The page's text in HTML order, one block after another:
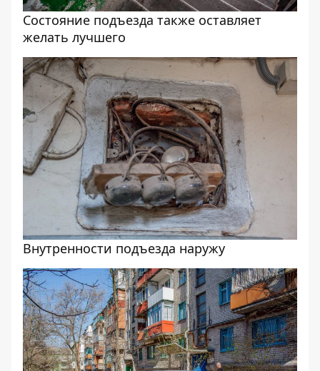
Состояние подъезда также оставляет
желать лучшего
Внутренности подъезда наружу